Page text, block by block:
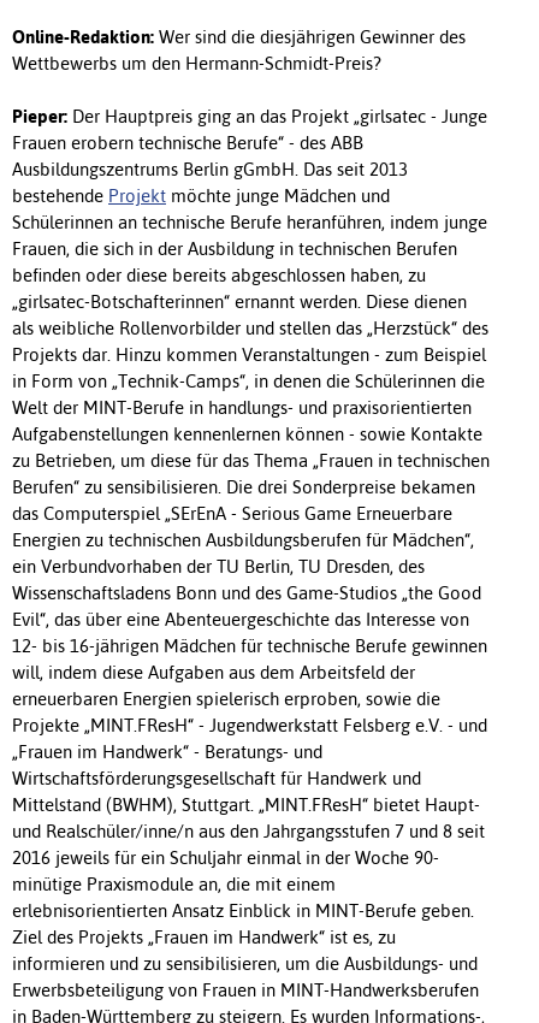
Online-Redaktion: Wer sind die diesjährigen Gewinner des
Wettbewerbs um den Hermann-Schmidt-Preis?
Pieper: Der Hauptpreis ging an das Projekt „girlsatec - Junge
Frauen erobern technische Berufe“ - des ABB
Ausbildungszentrums Berlin gGmbH. Das seit 2013
bestehende Projekt möchte junge Mädchen und
Schülerinnen an technische Berufe heranführen, indem junge
Frauen, die sich in der Ausbildung in technischen Berufen
befinden oder diese bereits abgeschlossen haben, zu
„girlsatec-Botschafterinnen“ ernannt werden. Diese dienen
als weibliche Rollenvorbilder und stellen das „Herzstück“ des
Projekts dar. Hinzu kommen Veranstaltungen - zum Beispiel
in Form von „Technik-Camps“, in denen die Schülerinnen die
Welt der MINT-Berufe in handlungs- und praxisorientierten
Aufgabenstellungen kennenlernen können - sowie Kontakte
zu Betrieben, um diese für das Thema „Frauen in technischen
Berufen“ zu sensibilisieren. Die drei Sonderpreise bekamen
das Computerspiel „SErEnA - Serious Game Erneuerbare
Energien zu technischen Ausbildungsberufen für Mädchen“,
ein Verbundvorhaben der TU Berlin, TU Dresden, des
Wissenschaftsladens Bonn und des Game-Studios „the Good
Evil“, das über eine Abenteuergeschichte das Interesse von
12- bis 16-jährigen Mädchen für technische Berufe gewinnen
will, indem diese Aufgaben aus dem Arbeitsfeld der
erneuerbaren Energien spielerisch erproben, sowie die
Projekte „MINT.FResH“ - Jugendwerkstatt Felsberg e.V. - und
„Frauen im Handwerk“ - Beratungs- und
Wirtschaftsförderungsgesellschaft für Handwerk und
Mittelstand (BWHM), Stuttgart. „MINT.FResH“ bietet Haupt-
und Realschüler/inne/n aus den Jahrgangsstufen 7 und 8 seit
2016 jeweils für ein Schuljahr einmal in der Woche 90-
minütige Praxismodule an, die mit einem
erlebnisorientierten Ansatz Einblick in MINT-Berufe geben.
Ziel des Projekts „Frauen im Handwerk“ ist es, zu
informieren und zu sensibilisieren, um die Ausbildungs- und
Erwerbsbeteiligung von Frauen in MINT-Handwerksberufen
in Baden-Württemberg zu steigern. Es wurden Informations-,